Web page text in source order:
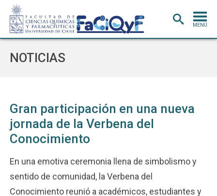
MENÚ
POSTGRADO
INVESTIGACIÓNE INNOVACIÓN
EXTENSIÓN
BIBLIOTECA
DEPARTAMENTOS
NOTICIAS
Gran participación en una nueva
jornada de la Verbena del
Conocimiento
En una emotiva ceremonia llena de simbolismo y
sentido de comunidad, la Verbena del
Conocimiento reunió a académicos, estudiantes y